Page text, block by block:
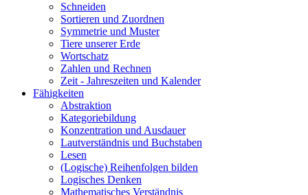
Schneiden
Sortieren und Zuordnen
Symmetrie und Muster
Tiere unserer Erde
Wortschatz
Zahlen und Rechnen
Zeit - Jahreszeiten und Kalender
Fähigkeiten
Abstraktion
Kategoriebildung
Konzentration und Ausdauer
Lautverständnis und Buchstaben
Lesen
(Logische) Reihenfolgen bilden
Logisches Denken
Mathematisches Verständnis